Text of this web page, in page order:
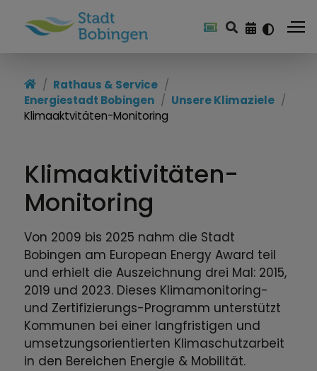
Unsere Klimaziele
Energieteam
Bürgerinfo Energie
Rathaus & Service
Energiestadt Bobingen
Unsere Klimaziele
Klimaaktvitäten-Monitoring
Klimaaktivitäten-
Monitoring
Von 2009 bis 2025 nahm die Stadt
Bobingen am European Energy Award teil
und erhielt die Auszeichnung drei Mal: 2015,
2019 und 2023. Dieses Klimamonitoring-
und Zertifizierungs-Programm unterstützt
Kommunen bei einer langfristigen und
umsetzungsorientierten Klimaschutzarbeit
in den Bereichen Energie & Mobilität.